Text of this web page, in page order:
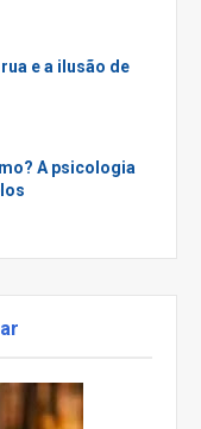
e a ilusão de
A psicologia